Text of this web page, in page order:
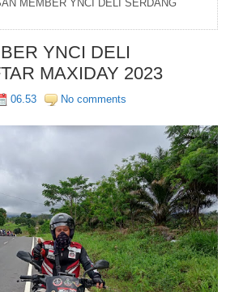
MEMBER YNCI DELI SERDANG
YNCI DELI
MAXIDAY 2023
06.53 No comments